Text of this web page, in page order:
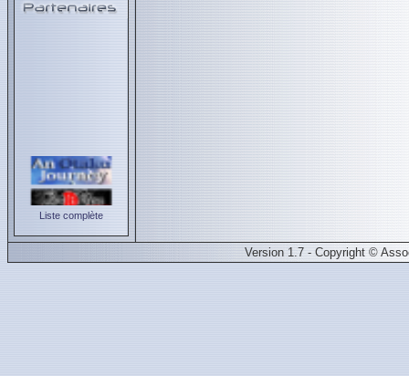
Liste complète
Version 1.7 - Copyright ©